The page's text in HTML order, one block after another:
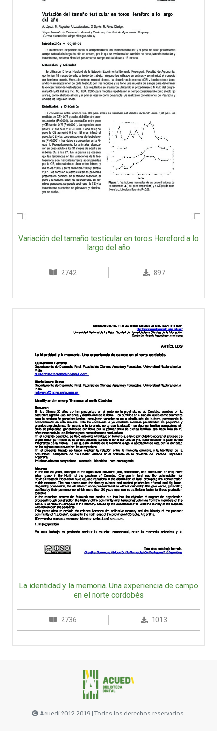
Variación del tamaño testicular en toros Hereford a lo
largo del año
2742 897
La identidad y la memoria. Una experiencia de campo
en el norte cordobés
2736 1013
Acuedi 2012-2019 | Todos los derechos reservados.